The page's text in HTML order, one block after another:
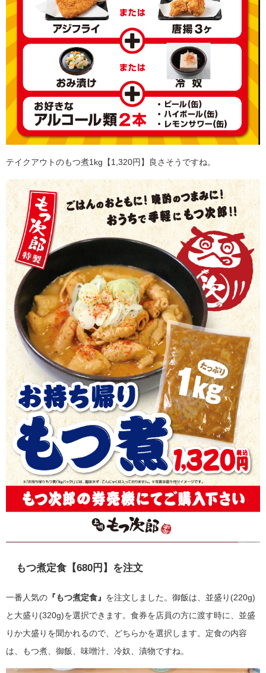
テイクアウトのもつ煮1kg【1,320円】良さそうですね。
もつ煮定食【680円】を注文
一番人気の 『もつ煮定食』 を注文しました。御飯は、並盛り(220g)
と大盛り(320g)を選択できます。食券を店員の方に渡す時に、並盛
りか大盛りを聞かれるので、どちらかを選択します。定食の内容
は、もつ煮、御飯、味噌汁、冷奴、漬物ですね。